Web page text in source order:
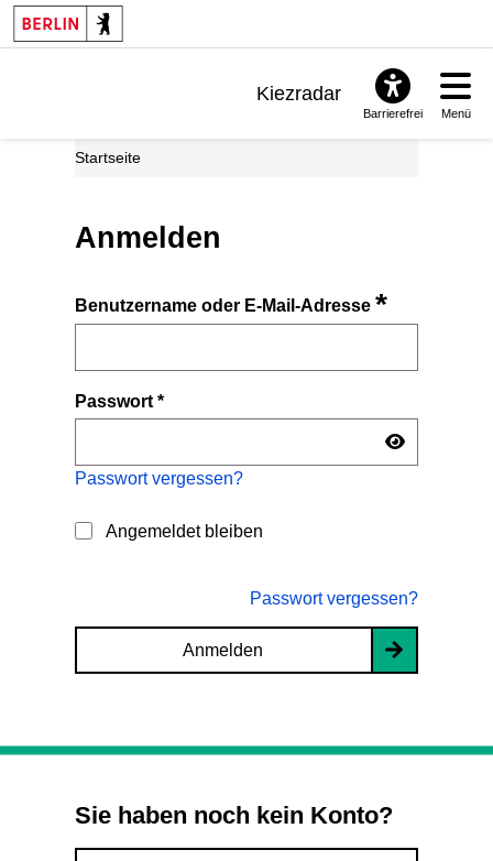
Kiezradar
Barrierefrei Menü
Startseite
Anmelden
Benutzername oder E-Mail-Adresse*
Passwort*
Passwort vergessen?
Angemeldet bleiben
Passwort vergessen?
Anmelden
Sie haben noch kein Konto?